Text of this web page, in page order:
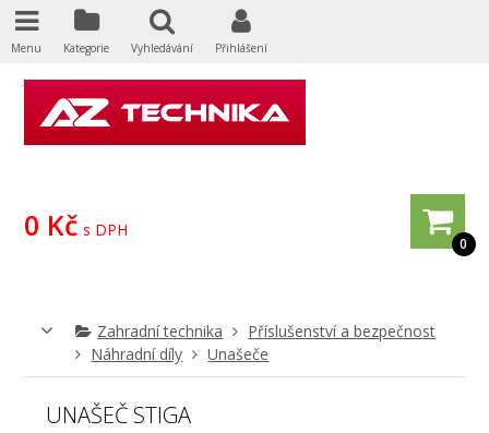
0
0 Kč s DPH
Zahradní technika
Příslušenství a bezpečnost
Náhradní díly
Unašeče
UNAŠEČ STIGA
Menu Kategorie Vyhledávání Přihlášení